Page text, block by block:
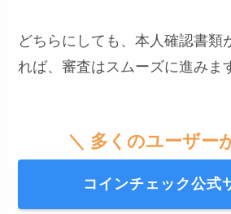
どちらにしても、本人確認書類
れば、審査はスムーズに進みま
＼ 多くのユーザー
コインチェック公式